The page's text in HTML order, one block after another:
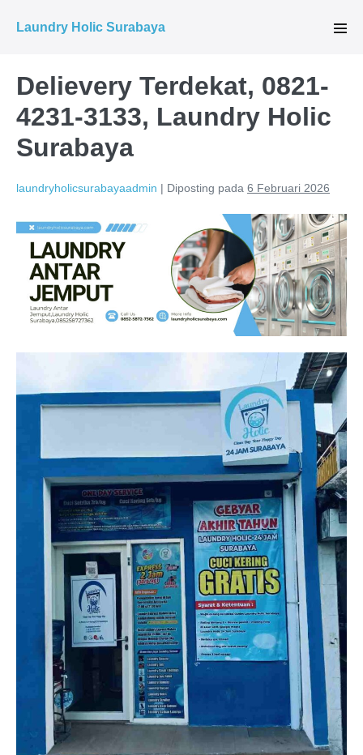
Laundry Holic Surabaya
Delievery Terdekat, 0821-
4231-3133, Laundry Holic
Surabaya
laundryholicsurabayaadmin | Diposting pada 6 Februari 2026